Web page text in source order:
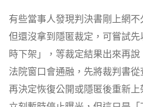
有些當事人發現判決書剛上網
但還沒拿到隱匿裁定，可嘗試
時下架」，等裁定結果出來再
法院窗口會通融，先將裁判書
再決定恢復公開或隱匿後重新